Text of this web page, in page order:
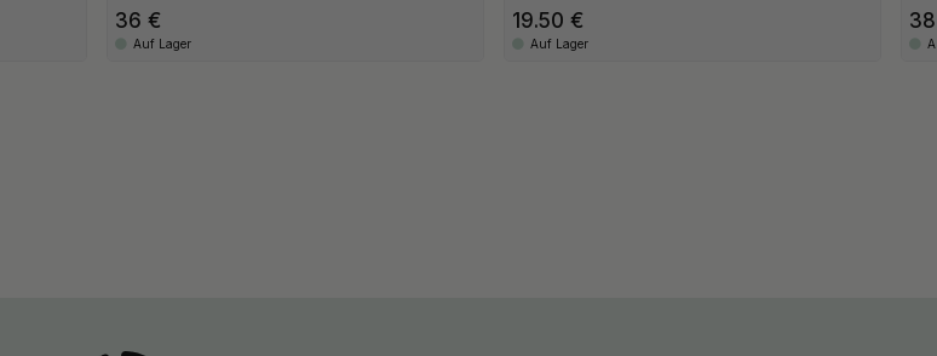
36
Auf Lager
19.50
Auf Lager